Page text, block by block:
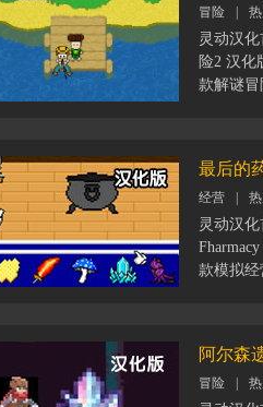
凶。游戏
是通方
有新的感
如果游
冒险 热
灵动汉
险2 汉化
款解谜
最后的
经营 热
灵动汉
款模拟
天都会
是制造
锅内制成
蒸馏器来
阿尔森
冒险 热